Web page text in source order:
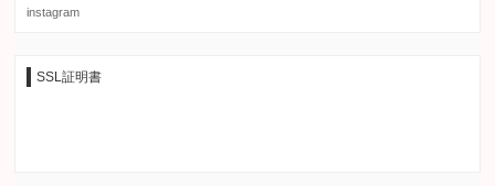
instagram
SSL証明書